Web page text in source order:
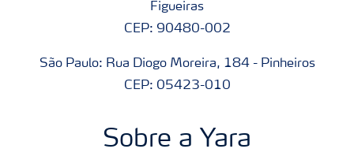
Figueiras
CEP: 90480-002
São Paulo: Rua Diogo Moreira, 184 - Pinheiros
CEP: 05423-010
Sobre a Yara